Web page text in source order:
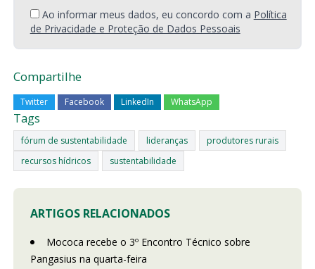
Ao informar meus dados, eu concordo com a Política
de Privacidade e Proteção de Dados Pessoais
Compartilhe
Twitter Facebook LinkedIn WhatsApp
Tags
fórum de sustentabilidade lideranças
produtores rurais
recursos hídricos
sustentabilidade
ARTIGOS RELACIONADOS
Mococa recebe o 3º Encontro Técnico sobre
Pangasius na quarta-feira